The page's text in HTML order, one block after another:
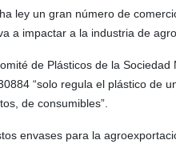
ley un gran número de
a impactar a la industria de
de Plásticos de la
“solo regula el plástico de
de consumibles”.
envases para la